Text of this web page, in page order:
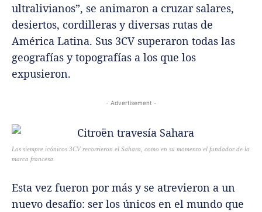
ultralivianos”, se animaron a cruzar salares,
desiertos, cordilleras y diversas rutas de
América Latina. Sus 3CV superaron todas las
geografías y topografías a los que los
expusieron.
- Advertisement -
Los siempre icónicos 3CV recorrieron el Sahara, como en su momento el fundador de la
marca francesa.
Esta vez fueron por más y se atrevieron a un
nuevo desafío: ser los únicos en el mundo que